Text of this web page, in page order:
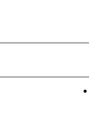
Энциклопедия кошек